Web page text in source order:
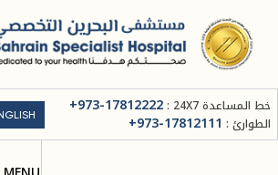
خط المساعدة 24X7 : +973-17812222
الطوارئ : +973-17812111